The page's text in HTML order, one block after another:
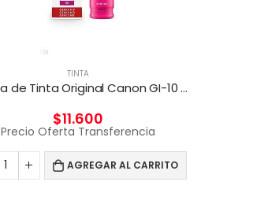
TINTA
Botella de Tinta Original Canon GI-10 Magenta
$11.600
Precio Oferta Transferencia
AGREGAR AL CARRITO